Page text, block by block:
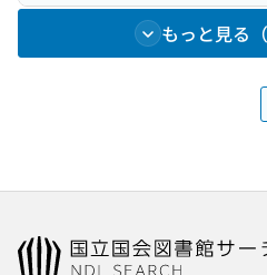
もっと見る